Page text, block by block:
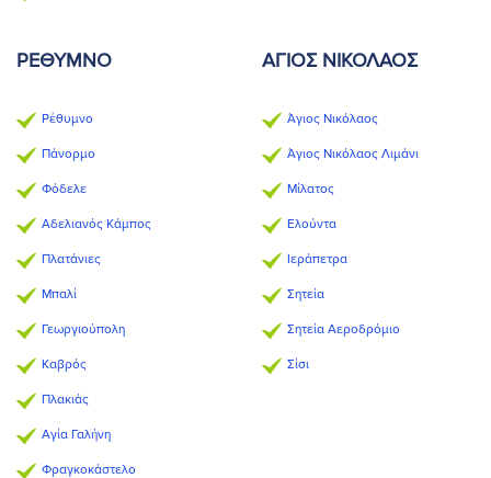
ΡΈΘΥΜΝΟ
Ρέθυμνο
Πάνορμο
Φόδελε
Αδελιανός Κάμπος
Πλατάνιες
Μπαλί
Γεωργιούπολη
Καβρός
Πλακιάς
Αγία Γαλήνη
Φραγκοκάστελο
ΆΓΙΟΣ ΝΙΚΌΛΑΟΣ
Άγιος Νικόλαος
Άγιος Νικόλαος Λιμάνι
Μίλατος
Ελούντα
Ιεράπετρα
Σητεία
Σητεία Αεροδρόμιο
Σίσι